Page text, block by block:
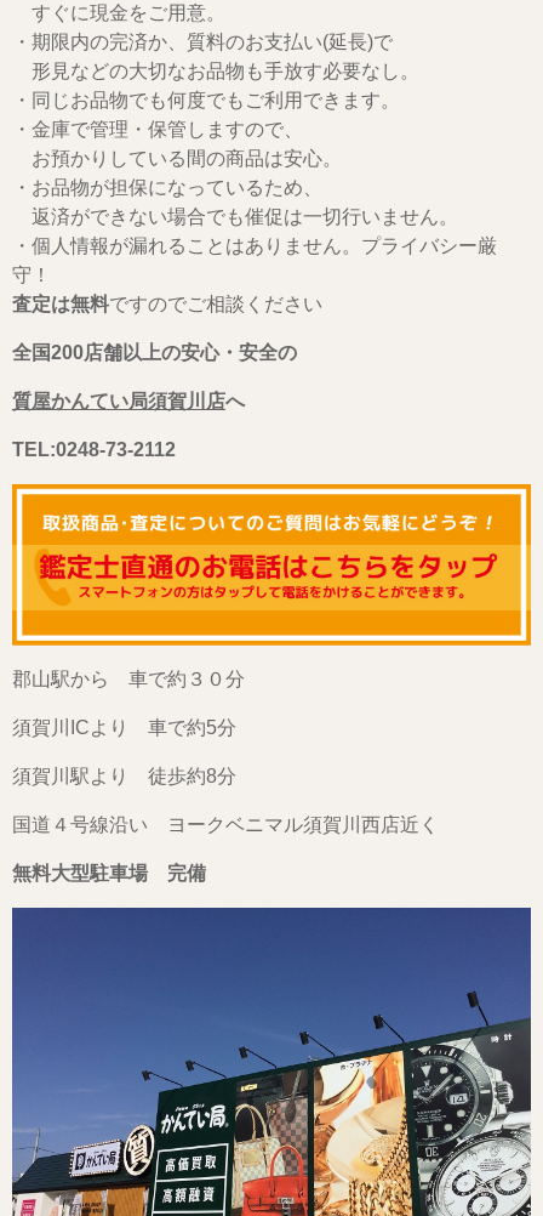
すぐに現金をご用意。
・期限内の完済か、質料のお支払い(延長)で
形見などの大切なお品物も手放す必要なし。
・同じお品物でも何度でもご利用できます。
・金庫で管理・保管しますので、
お預かりしている間の商品は安心。
・お品物が担保になっているため、
返済ができない場合でも催促は一切行いません。
・個人情報が漏れることはありません。プライバシー厳
守！
査定は無料ですのでご相談ください
全国200店舗以上の安心・安全の
質屋かんてい局須賀川店へ
TEL:0248-73-2112
郡山駅から 車で約３０分
須賀川ICより 車で約5分
須賀川駅より 徒歩約8分
国道４号線沿い ヨークベニマル須賀川西店近く
無料大型駐車場 完備